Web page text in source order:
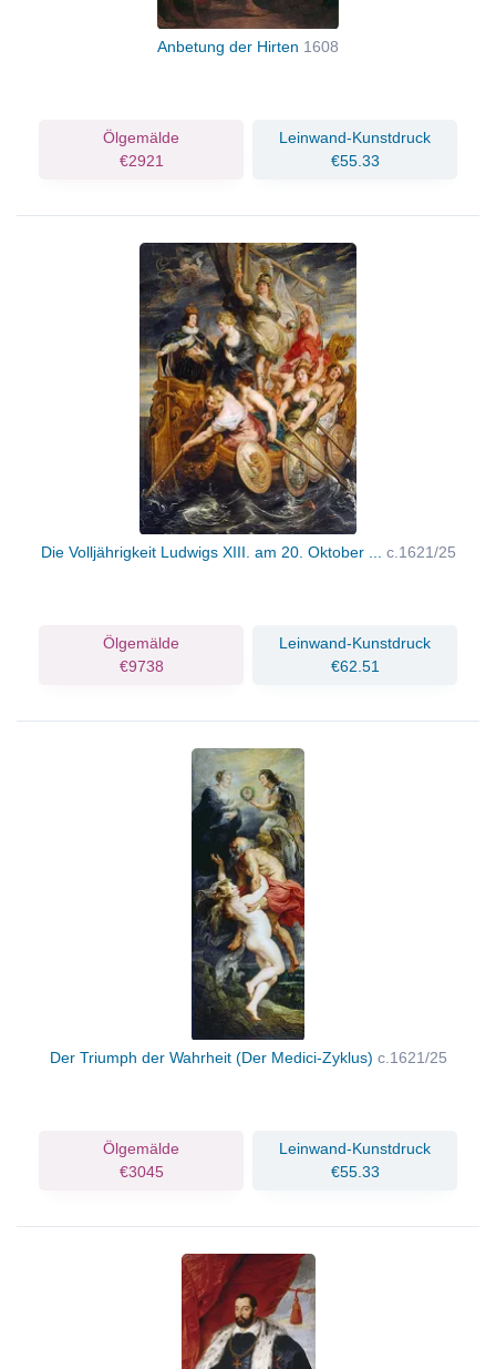
Anbetung der Hirten 1608
Ölgemälde
€2921
Leinwand-Kunstdruck
€55.33
Die Volljährigkeit Ludwigs XIII. am 20. Oktober ... c.1621/25
Ölgemälde
€9738
Leinwand-Kunstdruck
€62.51
Der Triumph der Wahrheit (Der Medici-Zyklus) c.1621/25
Ölgemälde
€3045
Leinwand-Kunstdruck
€55.33